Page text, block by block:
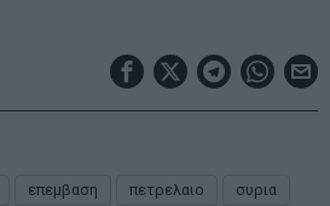
επεμβαση πετρελαιο συρια